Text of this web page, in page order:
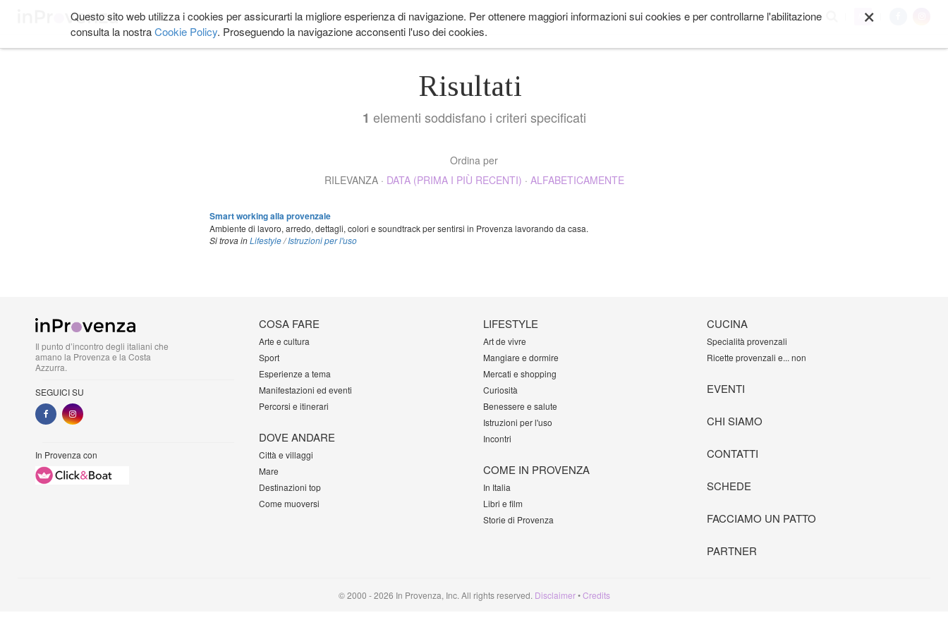
|
COSA FARE DOVE ANDARE LIFESTYLE COME IN PROVENZA CUCINA EVENTI CHI SIAMO ALTRO My
×
Questo sito web utilizza i cookies per assicurarti la migliore esperienza di navigazione. Per ottenere maggiori informazioni sui cookies e per controllarne l'abilitazione
consulta la nostraCookie Policy. Proseguendo la navigazione acconsenti l'uso dei cookies.
Risultati
1 elementi soddisfano i criteri specificati
Ordina per
RILEVANZA · DATA (PRIMA I PIÙ RECENTI) · ALFABETICAMENTE
Smart working alla provenzale
Ambiente di lavoro, arredo, dettagli, colori e soundtrack per sentirsi in Provenza lavorando da casa.
Si trova inLifestyle/Istruzioni per l'uso
Il punto d’incontro degli italiani che
amano la Provenza e la Costa
Azzurra.
SEGUICI SU
In Provenza con
COSA FARE
Arte e cultura
Sport
Esperienze a tema
Manifestazioni ed eventi
Percorsi e itinerari
DOVE ANDARE
Città e villaggi
Mare
Destinazioni top
Come muoversi
LIFESTYLE
Art de vivre
Mangiare e dormire
Mercati e shopping
Curiosità
Benessere e salute
Istruzioni per l'uso
Incontri
COME IN PROVENZA
In Italia
Libri e film
Storie di Provenza
CUCINA
Specialità provenzali
Ricette provenzali e... non
EVENTI
CHI SIAMO
CONTATTI
SCHEDE
FACCIAMO UN PATTO
PARTNER
© 2000 - 2026 In Provenza, Inc. All rights reserved. Disclaimer•Credits